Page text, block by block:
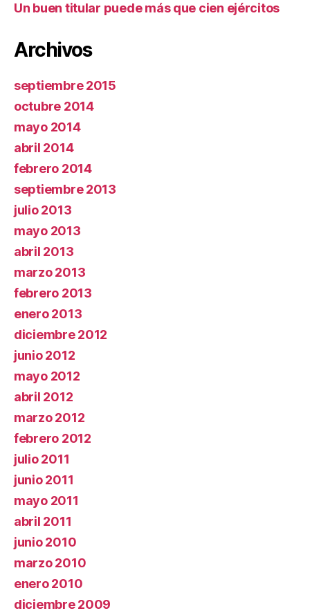
Un buen titular puede más que cien ejércitos
Archivos
septiembre 2015
octubre 2014
mayo 2014
abril 2014
febrero 2014
septiembre 2013
julio 2013
mayo 2013
abril 2013
marzo 2013
febrero 2013
enero 2013
diciembre 2012
junio 2012
mayo 2012
abril 2012
marzo 2012
febrero 2012
julio 2011
junio 2011
mayo 2011
abril 2011
junio 2010
marzo 2010
enero 2010
diciembre 2009